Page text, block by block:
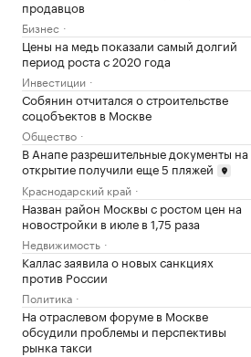
продавцов
Бизнес
Цены на медь показали самый долгий
период роста с 2020 года
Инвестиции
Собянин отчитался о строительстве
соцобъектов в Москве
Общество
В Анапе разрешительные документы на
открытие получили еще 5 пляжей
Краснодарский край
Назван район Москвы с ростом цен на
новостройки в июле в 1,75 раза
Недвижимость
Каллас заявила о новых санкциях
против России
Политика
На отраслевом форуме в Москве
обсудили проблемы и перспективы
рынка такси